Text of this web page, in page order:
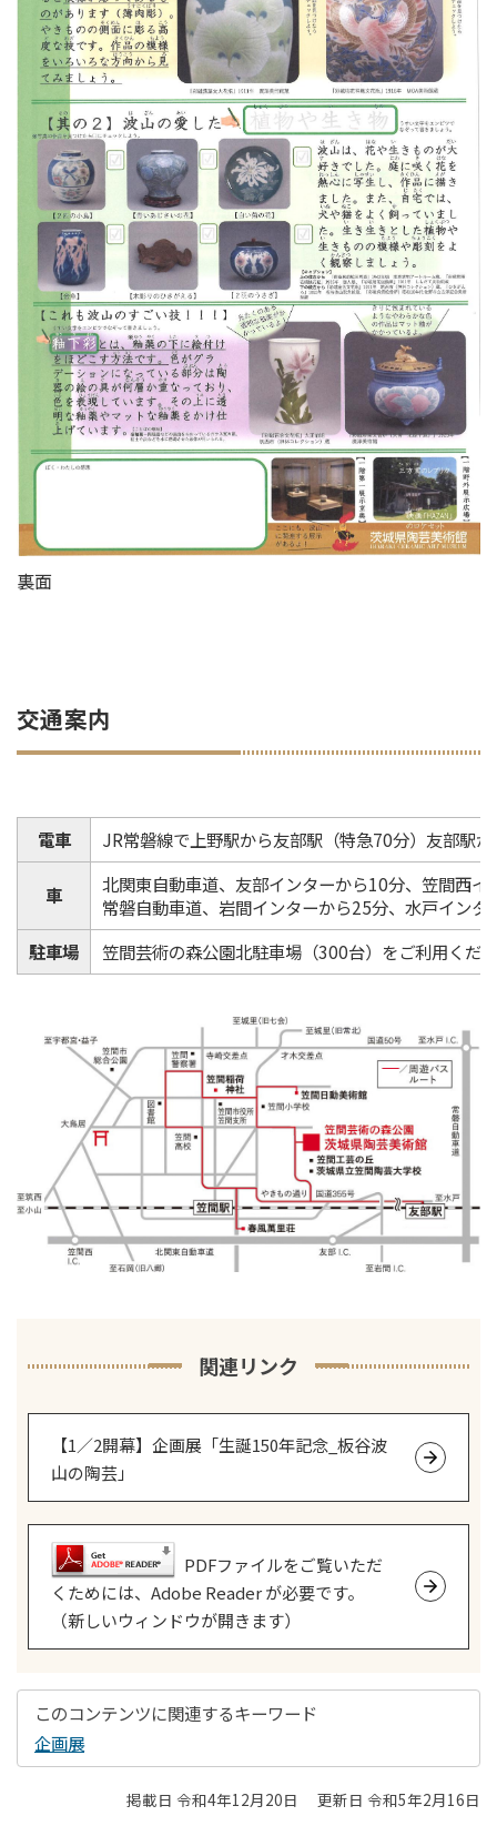
裏面
交通案内
電車 JR常磐線で上野駅から友部駅（特急70分）友部駅
車
北関東自動車道、友部インターから10分、笠間西イ
常磐自動車道、岩間インターから25分、水戸インタ
駐車場
笠間芸術の森公園北駐車場（300台）をご利用くだ
関連リンク
【1／2開幕】企画展「生誕150年記念_板谷波
山の陶芸」
PDFファイルをご覧いただ
くためには、Adobe Reader が必要です。
（新しいウィンドウが開きます）
このコンテンツに関連するキーワード
企画展
掲載日 令和4年12月20日 更新日 令和5年2月16日